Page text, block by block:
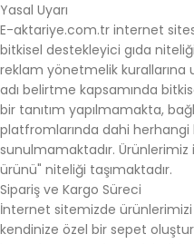
Yasal Uyarı
E-aktariye.com.tr internet
bitkisel destekleyici gıda
reklam yönetmelik kurallarına
adı belirtme kapsamında
bir tanıtım yapılmamakta,
platfromlarında dahi herhangi
sunulmamaktadır.
ürünü" niteliği taşımaktadır.
Sipariş ve Kargo Süreci
İnternet sitemizde
kendinize özel bir sepet